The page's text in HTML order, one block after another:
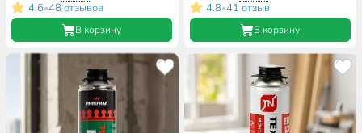
4.6•48 отзывов
В корзину
4.8•41 отзыв
В корзину